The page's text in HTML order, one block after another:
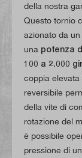
della nostra
Questo tornio
azionato da
una potenza
100 a 2.000
coppia
reversibile
della vite di
rotazione del
è possibile
pressione di